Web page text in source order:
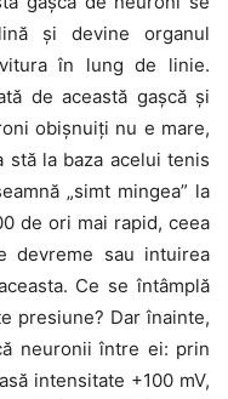
și devine organul
în lung de linie.
de această gașcă și
obișnuiți nu e mare,
la baza acelui tenis
„simt mingea” la
de ori mai rapid, ceea
devreme sau intuirea
Ce se întâmplă
presiune? Dar înainte,
neuronii între ei: prin
intensitate +100 mV,